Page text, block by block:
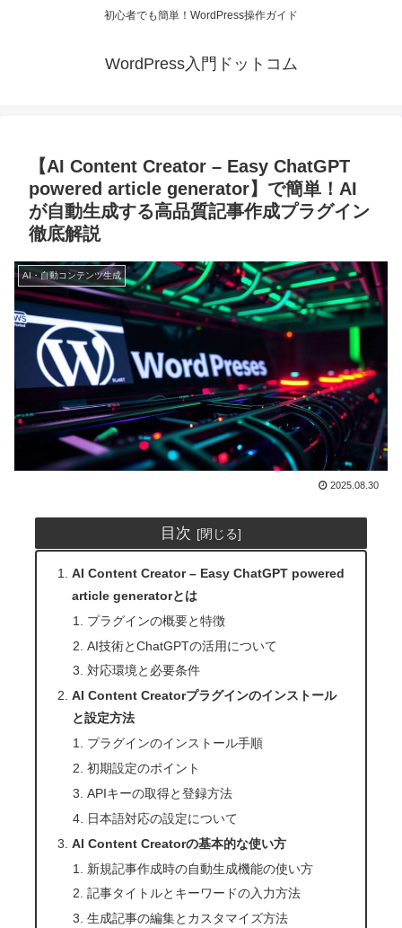
初心者でも簡単！WordPress操作ガイド
WordPress入門ドットコム
【AI Content Creator – Easy ChatGPT
powered article generator】で簡単！AI
が自動生成する高品質記事作成プラグイン
徹底解説
AI・自動コンテンツ生成
2025.08.30
目次
AI Content Creator – Easy ChatGPT powered
article generatorとは
プラグインの概要と特徴
AI技術とChatGPTの活用について
対応環境と必要条件
AI Content Creatorプラグインのインストール
と設定方法
プラグインのインストール手順
初期設定のポイント
APIキーの取得と登録方法
日本語対応の設定について
AI Content Creatorの基本的な使い方
新規記事作成時の自動生成機能の使い方
記事タイトルとキーワードの入力方法
生成記事の編集とカスタマイズ方法